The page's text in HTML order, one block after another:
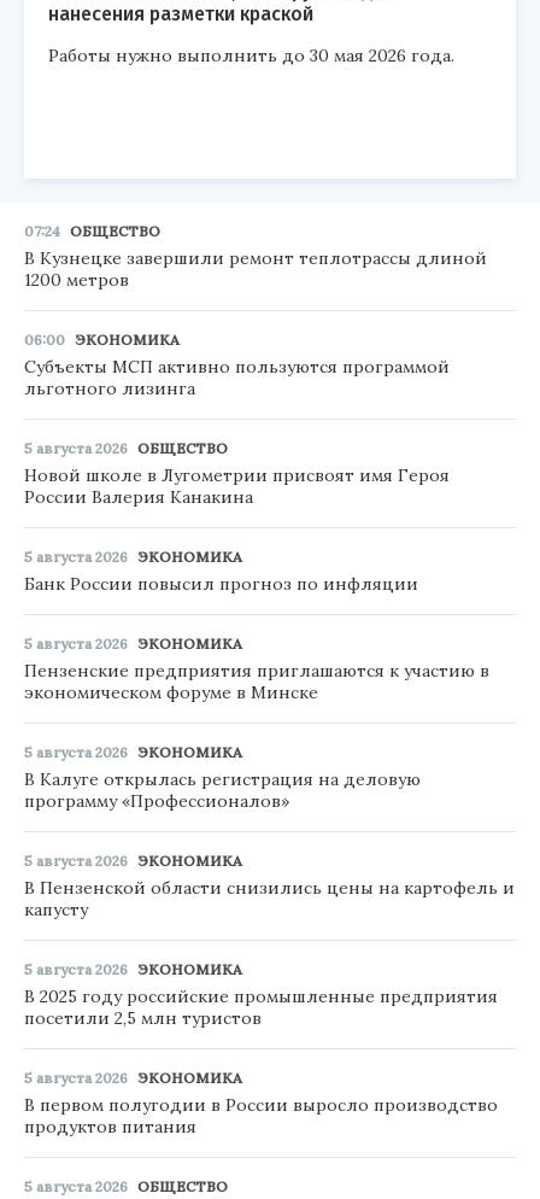
нанесения разметки краской
Работы нужно выполнить до 30 мая 2026 года.
07:24 ОБЩЕСТВО
В Кузнецке завершили ремонт теплотрассы длиной
1200 метров
06:00 ЭКОНОМИКА
Субъекты МСП активно пользуются программой
льготного лизинга
5 августа 2026 ОБЩЕСТВО
Новой школе в Лугометрии присвоят имя Героя
России Валерия Канакина
5 августа 2026 ЭКОНОМИКА
Банк России повысил прогноз по инфляции
5 августа 2026 ЭКОНОМИКА
Пензенские предприятия приглашаются к участию в
экономическом форуме в Минске
5 августа 2026 ЭКОНОМИКА
В Калуге открылась регистрация на деловую
программу «Профессионалов»
5 августа 2026 ЭКОНОМИКА
В Пензенской области снизились цены на картофель и
капусту
5 августа 2026 ЭКОНОМИКА
В 2025 году российские промышленные предприятия
посетили 2,5 млн туристов
5 августа 2026 ЭКОНОМИКА
В первом полугодии в России выросло производство
продуктов питания
5 августа 2026 ОБЩЕСТВО